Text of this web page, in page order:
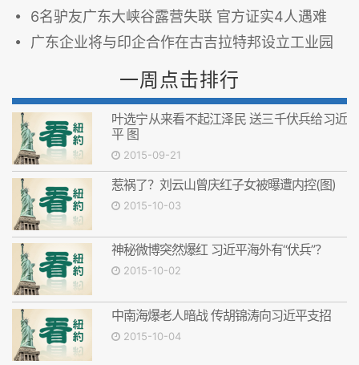
6名驴友广东大峡谷露营失联 官方证实4人遇难
广东企业将与印企合作在古吉拉特邦设立工业园
一周点击排行
叶选宁从来看不起江泽民 送三千伏兵给习近
平 图
2015-09-21
惹祸了？刘云山曾庆红子女被曝遭内控(图)
2015-10-03
神秘微博突然爆红 习近平海外有“伏兵”？
2015-10-02
中南海爆老人暗战 传胡锦涛向习近平支招
2015-10-04